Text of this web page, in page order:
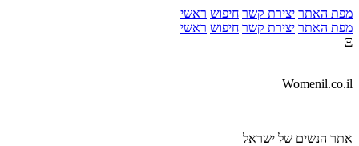
מפת האתר יצירת קשר חיפוש ראשי
מפת האתר יצירת קשר חיפוש ראשי
Ξ
Womenil.co.il
אתר הנשים של ישראל